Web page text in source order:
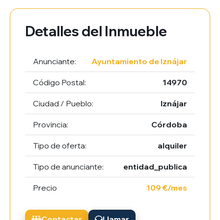
Detalles del Inmueble
Anunciante: Ayuntamiento de Iznájar
Código Postal: 14970
Ciudad / Pueblo: Iznájar
Provincia: Córdoba
Tipo de oferta: alquiler
Tipo de anunciante: entidad_publica
Precio 109 €/mes